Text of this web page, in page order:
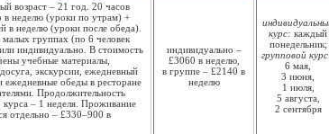
возраст – 21 год. 20 часов
в неделю (уроки по утрам) +
в неделю (уроки после обеда).
группах (по 6 человек
индивидуально. В стоимость
учебные материалы,
экскурсии, ежедневный
ежедневные обеды в ресторане
Продолжи­тельность
курса – 1 неделя. Проживание
отдельно – £330–900 в
индивиду­ально –
£3060 в неделю,
в группе – £2140 в
неделю
курс: каждый
понедель­ник;
групповой
6 мая,
3 июня,
1 июля,
5 августа,
2 сентября